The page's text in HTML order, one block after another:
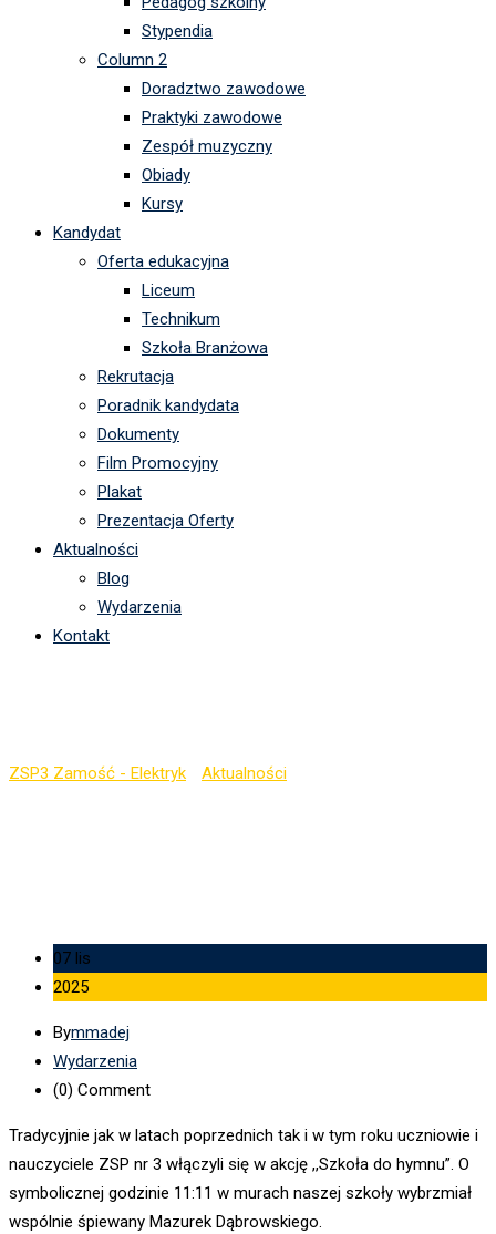
Stypendia
Column 2
Doradztwo zawodowe
Praktyki zawodowe
Zespół muzyczny
Obiady
Kursy
Kandydat
Oferta edukacyjna
Liceum
Technikum
Szkoła Branżowa
Rekrutacja
Poradnik kandydata
Dokumenty
Film Promocyjny
Plakat
Prezentacja Oferty
Aktualności
Blog
Wydarzenia
Kontakt
ZSP3 Zamość - Elektryk Aktualności
07 lis
2025
Bymmadej
Wydarzenia
(0) Comment
Tradycyjnie jak w latach poprzednich tak i w tym roku uczniowie i
nauczyciele ZSP nr 3 włączyli się w akcję ,,Szkoła do hymnu”. O
symbolicznej godzinie 11:11 w murach naszej szkoły wybrzmiał
wspólnie śpiewany Mazurek Dąbrowskiego.